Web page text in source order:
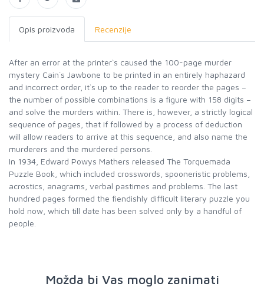
Opis proizvoda Recenzije
After an error at the printer`s caused the 100-page murder
mystery Cain`s Jawbone to be printed in an entirely haphazard
and incorrect order, it`s up to the reader to reorder the pages –
the number of possible combinations is a figure with 158 digits –
and solve the murders within. There is, however, a strictly logical
sequence of pages, that if followed by a process of deduction
will allow readers to arrive at this sequence, and also name the
murderers and the murdered persons.
In 1934, Edward Powys Mathers released The Torquemada
Puzzle Book, which included crosswords, spooneristic problems,
acrostics, anagrams, verbal pastimes and problems. The last
hundred pages formed the fiendishly difficult literary puzzle you
hold now, which till date has been solved only by a handful of
people.
Možda bi Vas moglo zanimati